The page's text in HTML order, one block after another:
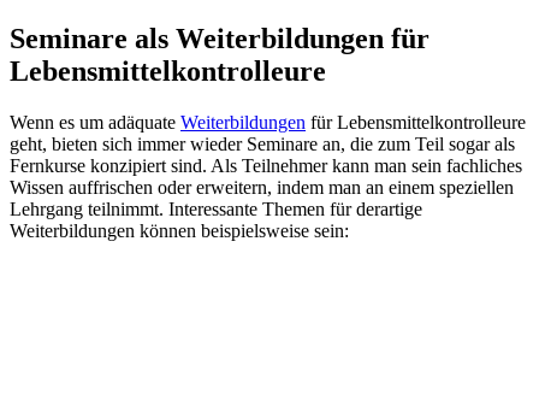
Seminare als Weiterbildungen für
Lebensmittelkontrolleure
Wenn es um adäquate Weiterbildungen für Lebensmittelkontrolleure
geht, bieten sich immer wieder Seminare an, die zum Teil sogar als
Fernkurse konzipiert sind. Als Teilnehmer kann man sein fachliches
Wissen auffrischen oder erweitern, indem man an einem speziellen
Lehrgang teilnimmt. Interessante Themen für derartige
Weiterbildungen können beispielsweise sein: